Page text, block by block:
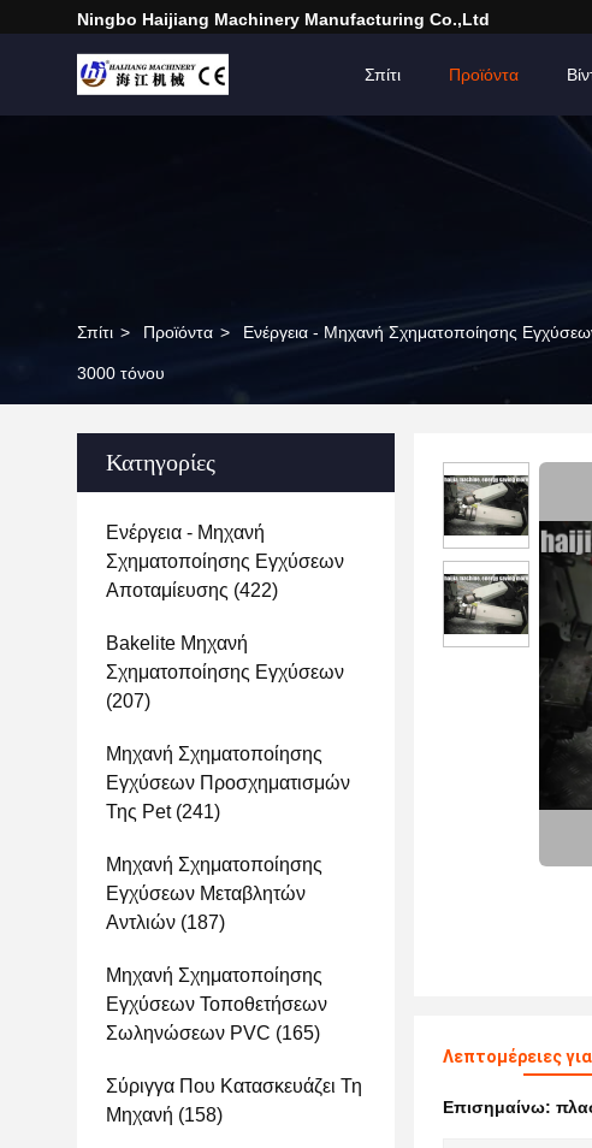
Ningbo Haijiang Machinery Manufacturing Co.,Ltd
Σπίτι Προϊόντα
Σπίτι > Προϊόντα > Ενέργεια - Μηχανή Σχηματοποίησης
3000 τόνου
Κατηγορίες
Ενέργεια - Μηχανή
Σχηματοποίησης Εγχύσεων
Αποταμίευσης (422)
Bakelite Μηχανή
Σχηματοποίησης Εγχύσεων
(207)
Μηχανή Σχηματοποίησης
Εγχύσεων Προσχηματισμών
Της Pet(241)
Μηχανή Σχηματοποίησης
Εγχύσεων Μεταβλητών
Αντλιών (187)
Μηχανή Σχηματοποίησης
Εγχύσεων Τοποθετήσεων
Σωληνώσεων PVC (165)
Σύριγγα Που Κατασκευάζει Τη
Μηχανή (158)
Λεπτομέρειες
Επισημαίνω: